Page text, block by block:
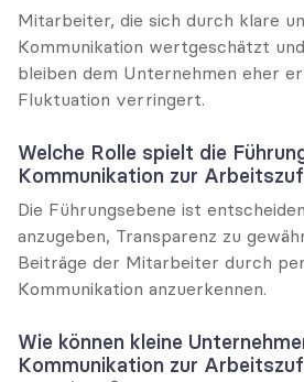
Mitarbeiter, die sich durch klare
Kommunikation wertgeschätzt
bleiben dem Unternehmen eher
Fluktuation verringert.
Welche Rolle spielt die
Kommunikation zur
Die Führungsebene ist
anzugeben, Transparenz zu
Beiträge der Mitarbeiter durch
Kommunikation anzuerkennen.
Wie können kleine
Kommunikation zur